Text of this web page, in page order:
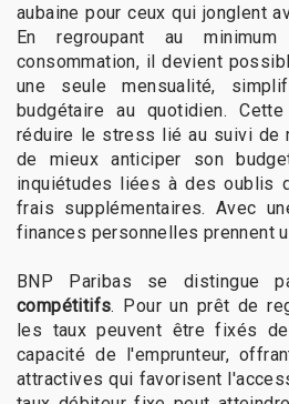
aubaine pour ceux qui jonglent
En regroupant au
consommation, il devient
une seule mensualité,
budgétaire au quotidien.
réduire le stress lié au suivi de
de mieux anticiper son
inquiétudes liées à des oublis
frais supplémentaires. Avec
finances personnelles prennent
BNP Paribas se distingue
compétitifs. Pour un prêt de
les taux peuvent être fixés
capacité de l'emprunteur,
attractives qui favorisent